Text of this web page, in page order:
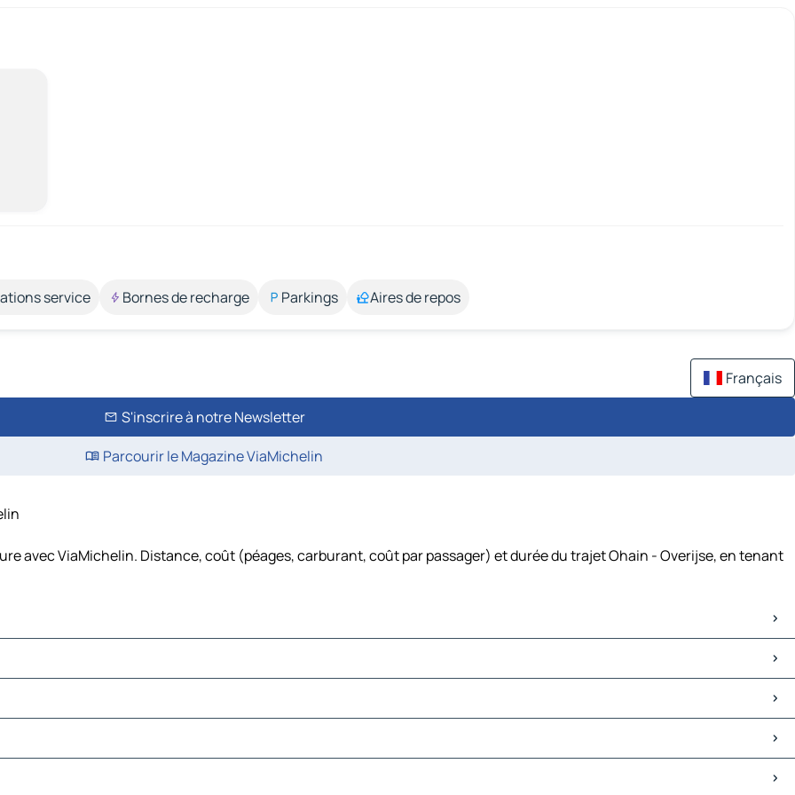
service Bornes de recharge Parkings Aires de repos
Français
S'inscrire à notre Newsletter
Parcourir le Magazine ViaMichelin
avec ViaMichelin. Distance, coût (péages, carburant, coût par passager) et durée du trajet Ohain - Overijse, en tenant